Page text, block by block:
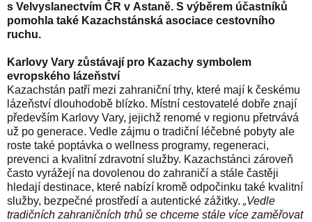
s Velvyslanectvím ČR v Astaně. S výběrem účastníků
pomohla také Kazachstánská asociace cestovního
ruchu.
Karlovy Vary zůstávají pro Kazachy symbolem
evropského lázeňství
Kazachstán patří mezi zahraniční trhy, které mají k českému
lázeňství dlouhodobě blízko. Místní cestovatelé dobře znají
především Karlovy Vary, jejichž renomé v regionu přetrvává
už po generace. Vedle zájmu o tradiční léčebné pobyty ale
roste také poptávka o wellness programy, regeneraci,
prevenci a kvalitní zdravotní služby. Kazachstánci zároveň
často vyrážejí na dovolenou do zahraničí a stále častěji
hledají destinace, které nabízí kromě odpočinku také kvalitní
služby, bezpečné prostředí a autentické zážitky. „Vedle
tradičních zahraničních trhů se chceme stále více zaměřovat